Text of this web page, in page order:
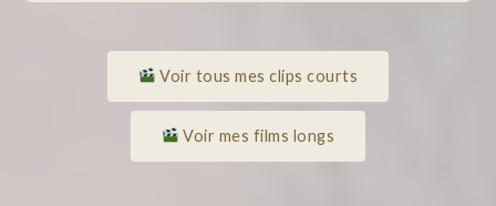
Voir tous mes clips courts
Voir mes films longs